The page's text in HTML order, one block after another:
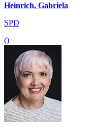
Heinrich, Gabriela
SPD
()